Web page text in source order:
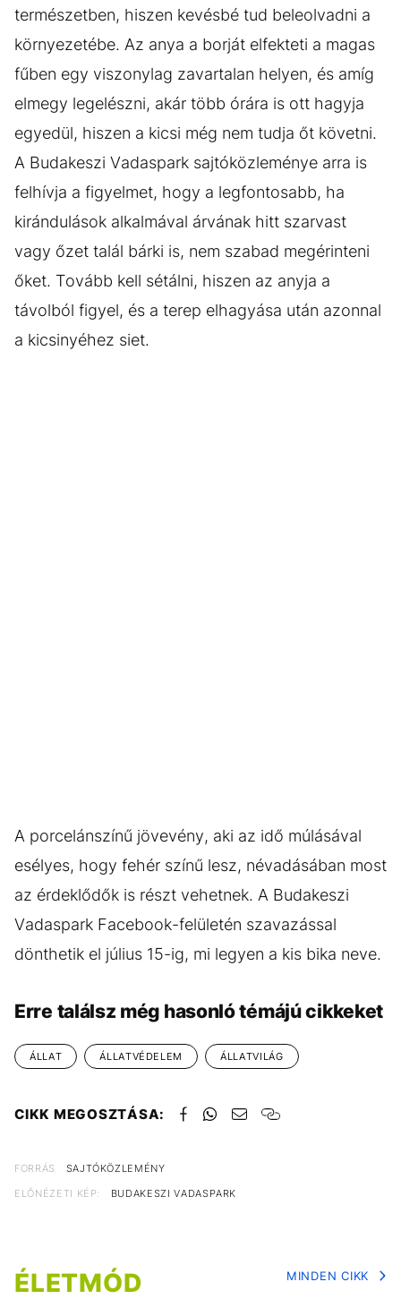
természetben, hiszen kevésbé tud beleolvadni a
környezetébe. Az anya a borját elfekteti a magas
fűben egy viszonylag zavartalan helyen, és amíg
elmegy legelészni, akár több órára is ott hagyja
egyedül, hiszen a kicsi még nem tudja őt követni.
A Budakeszi Vadaspark sajtóközleménye arra is
felhívja a figyelmet, hogy a legfontosabb, ha
kirándulások alkalmával árvának hitt szarvast
vagy őzet talál bárki is, nem szabad megérinteni
őket. Tovább kell sétálni, hiszen az anyja a
távolból figyel, és a terep elhagyása után azonnal
a kicsinyéhez siet.
A porcelánszínű jövevény, aki az idő múlásával
esélyes, hogy fehér színű lesz, névadásában most
az érdeklődők is részt vehetnek. A Budakeszi
Vadaspark Facebook-felületén szavazással
dönthetik el július 15-ig, mi legyen a kis bika neve.
Erre találsz még hasonló témájú cikkeket
ÁLLAT ÁLLATVÉDELEM ÁLLATVILÁG
CIKK MEGOSZTÁSA:
FORRÁS
SAJTÓKÖZLEMÉNY
ELŐNÉZETI KÉP:
BUDAKESZI VADASPARK
ÉLETMÓD MINDEN CIKK